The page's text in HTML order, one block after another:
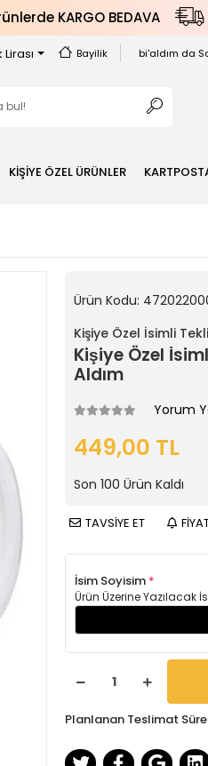
KARGO BEDAVA
Lirası Bayilik bi'aldım da
KİŞİYE ÖZEL ÜRÜNLER
Ürün Kodu:
Kişiye Özel İsimli
Kişiye Özel
Aldım
Yorum
449,00 TL
Son 100 Ürün Kaldı
TAVSİYE ET
İsim Soyisim *
Ürün Üzerine Yazılacak
Planlanan Teslimat